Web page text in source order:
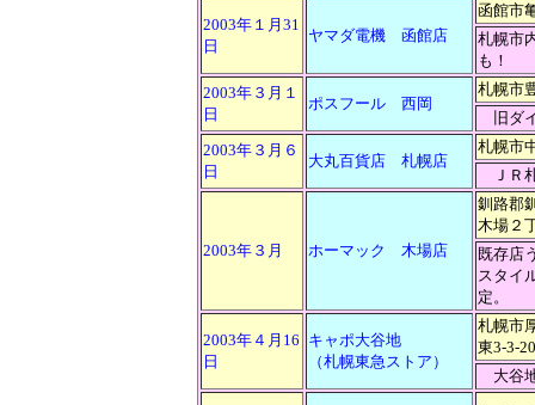
2003年１月31
日
ヤマダ電機 函館店
函館市
札幌市
も！
2003年３月１
日
ポスフール 西岡
札幌市
旧ダ
2003年３月６
日
大丸百貨店 札幌店
札幌市
ＪＲ
2003年３月 ホーマック 木場店
釧路郡
木場２
既存店
スタイ
定。
2003年４月16
日
キャポ大谷地
（札幌東急ストア）
札幌市
東3-3-20
大谷